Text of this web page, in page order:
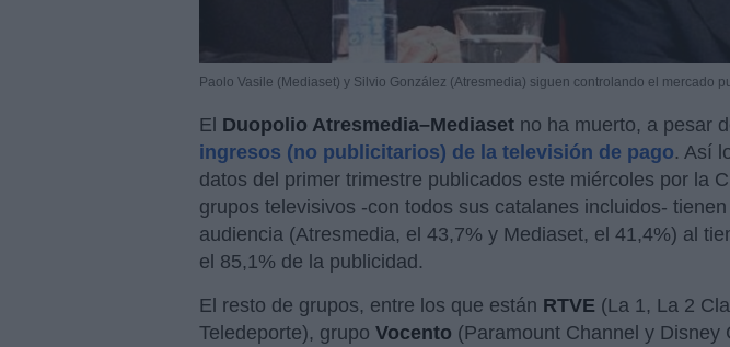
Paolo Vasile (Mediaset) y Silvio González (Atresmedia) siguen controlando el mercado
El Duopolio Atresmedia–Mediaset no ha muerto, a pesar
ingresos (no publicitarios) de la televisión de pago. Así
datos del primer trimestre publicados este miércoles por la
grupos televisivos -con todos sus catalanes incluidos-
audiencia (Atresmedia, el 43,7% y Mediaset, el 41,4%) al
el 85,1% de la publicidad.
El resto de grupos, entre los que están RTVE (La 1, La 2
Teledeporte), grupo Vocento (Paramount Channel y Disney